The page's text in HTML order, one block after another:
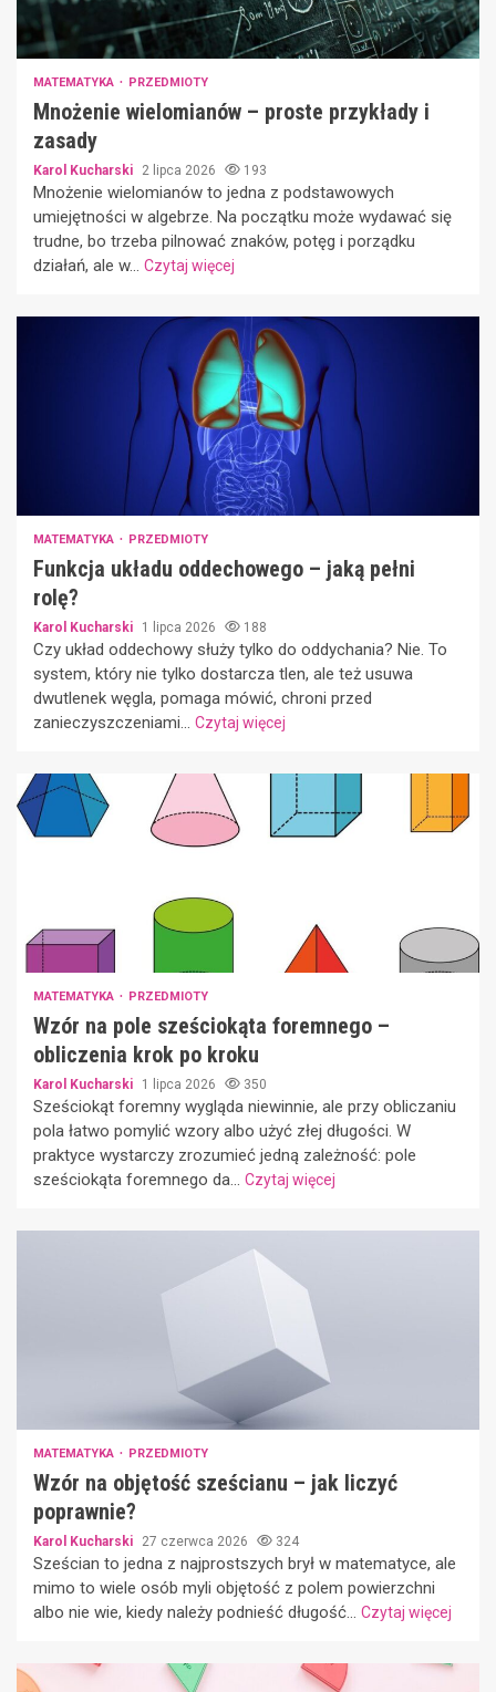
MATEMATYKA PRZEDMIOTY
Mnożenie wielomianów – proste przykłady i
zasady
Karol Kucharski 2 lipca 2026 193
Mnożenie wielomianów to jedna z podstawowych
umiejętności w algebrze. Na początku może wydawać się
trudne, bo trzeba pilnować znaków, potęg i porządku
działań, ale w... Czytaj więcej
MATEMATYKA PRZEDMIOTY
Funkcja układu oddechowego – jaką pełni
rolę?
Karol Kucharski 1 lipca 2026 188
Czy układ oddechowy służy tylko do oddychania? Nie. To
system, który nie tylko dostarcza tlen, ale też usuwa
dwutlenek węgla, pomaga mówić, chroni przed
zanieczyszczeniami... Czytaj więcej
MATEMATYKA PRZEDMIOTY
Wzór na pole sześciokąta foremnego –
obliczenia krok po kroku
Karol Kucharski 1 lipca 2026 350
Sześciokąt foremny wygląda niewinnie, ale przy obliczaniu
pola łatwo pomylić wzory albo użyć złej długości. W
praktyce wystarczy zrozumieć jedną zależność: pole
sześciokąta foremnego da... Czytaj więcej
MATEMATYKA PRZEDMIOTY
Wzór na objętość sześcianu – jak liczyć
poprawnie?
Karol Kucharski 27 czerwca 2026 324
Sześcian to jedna z najprostszych brył w matematyce, ale
mimo to wiele osób myli objętość z polem powierzchni
albo nie wie, kiedy należy podnieść długość... Czytaj więcej